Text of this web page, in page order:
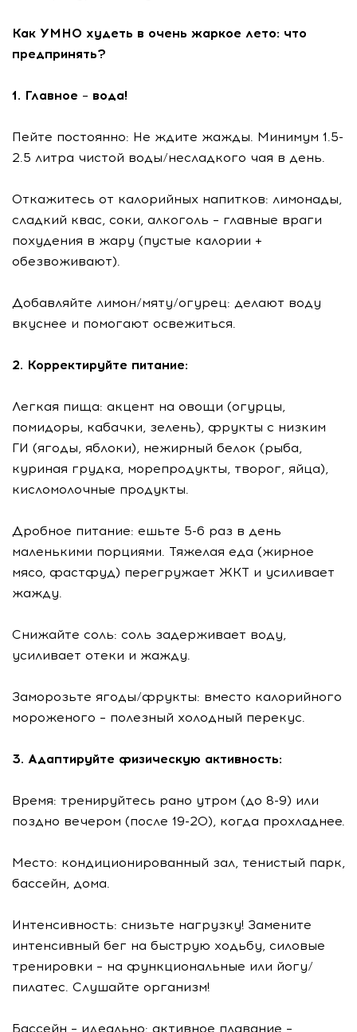
Как УМНО худеть в очень жаркое лето: что
предпринять?
1. Главное – вода!
Пейте постоянно: Не ждите жажды. Минимум 1.5-
2.5 литра чистой воды/несладкого чая в день.
Откажитесь от калорийных напитков: лимонады,
сладкий квас, соки, алкоголь – главные враги
похудения в жару (пустые калории +
обезвоживают).
Добавляйте лимон/мяту/огурец: делают воду
вкуснее и помогают освежиться.
2. Корректируйте питание:
Легкая пища: акцент на овощи (огурцы,
помидоры, кабачки, зелень), фрукты с низким
ГИ (ягоды, яблоки), нежирный белок (рыба,
куриная грудка, морепродукты, творог, яйца),
кисломолочные продукты.
Дробное питание: ешьте 5-6 раз в день
маленькими порциями. Тяжелая еда (жирное
мясо, фастфуд) перегружает ЖКТ и усиливает
жажду.
Снижайте соль: соль задерживает воду,
усиливает отеки и жажду.
Заморозьте ягоды/фрукты: вместо калорийного
мороженого – полезный холодный перекус.
3. Адаптируйте физическую активность:
Время: тренируйтесь рано утром (до 8-9) или
поздно вечером (после 19-20), когда прохладнее.
Место: кондиционированный зал, тенистый парк,
бассейн, дома.
Интенсивность: снизьте нагрузку! Замените
интенсивный бег на быструю ходьбу, силовые
тренировки – на функциональные или йогу/
пилатес. Слушайте организм!
Бассейн – идеально: активное плавание –